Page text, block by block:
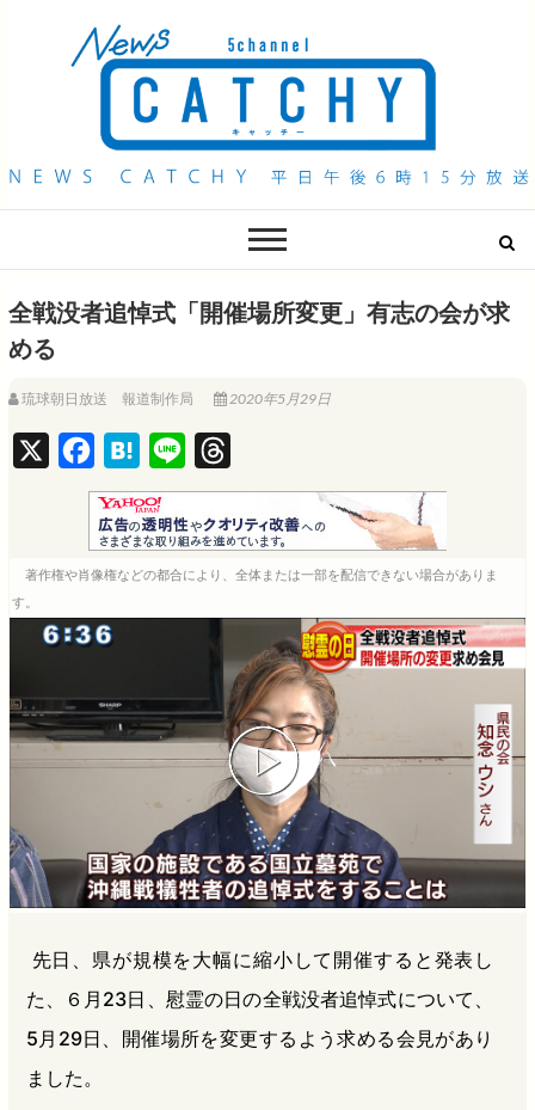
QAB NEWS Headline
全戦没者追悼式「開催場所変更」有志の会が求
める
琉球朝日放送 報道制作局 2020年5月29日
a
c
e
o
k
H
a
t
e
i
n
e
h
r
e
s
著作権や肖像権などの都合により、全体または一部を配信できない場合がありま
す。
先日、県が規模を大幅に縮小して開催すると発表し
た、６月23日、慰霊の日の全戦没者追悼式について、
5月29日、開催場所を変更するよう求める会見があり
ました。